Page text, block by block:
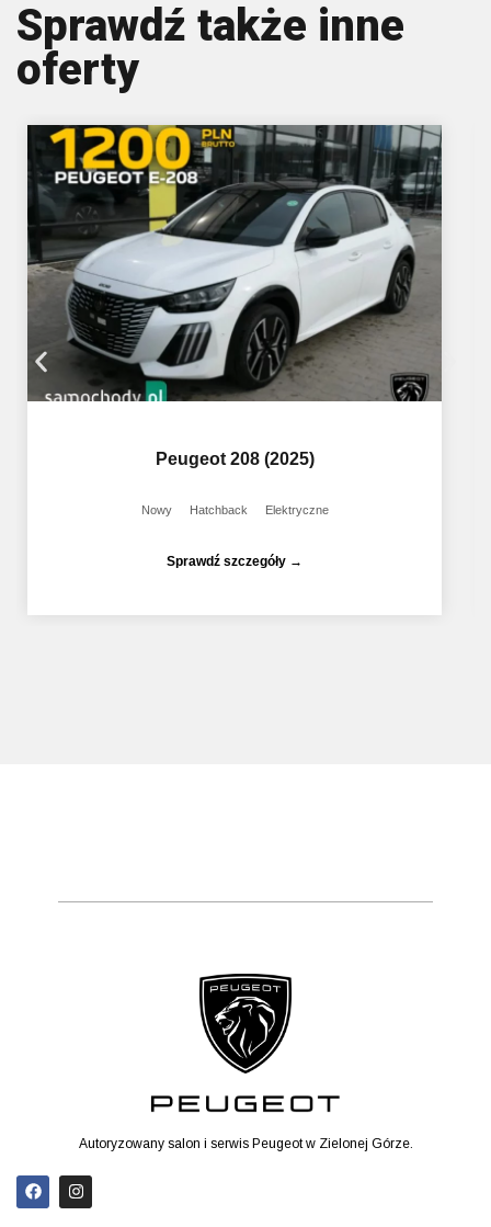
Sprawdź także inne
oferty
Peugeot 208 (2025)
Nowy Hatchback Elektryczne
Sprawdź szczegóły →
Autoryzowany salon i serwis Peugeot w Zielonej Górze.